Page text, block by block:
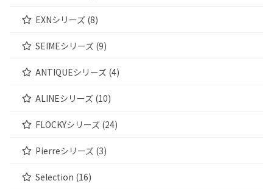
EXNシリーズ (8)
SEIMEシリーズ (9)
ANTIQUEシリーズ (4)
ALINEシリーズ (10)
FLOCKYシリーズ (24)
Pierreシリーズ (3)
Selection (16)